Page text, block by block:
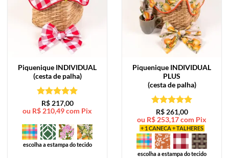
Piquenique INDIVIDUAL
(cesta de palha)
Avaliação5
de 5
R$217,00
ou R$ 210,49com Pix
escolha a estampa do tecido
Piquenique INDIVIDUAL
PLUS
(cesta de palha)
Avaliação5
de 5
R$261,00
ou R$ 253,17com Pix
+ 1 CANECA + TALHERES
escolha a estampa do tecido